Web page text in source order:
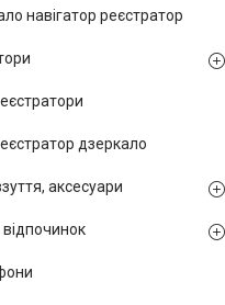
навігатор реєстратор
дзеркало
аксесуари
відпочинок